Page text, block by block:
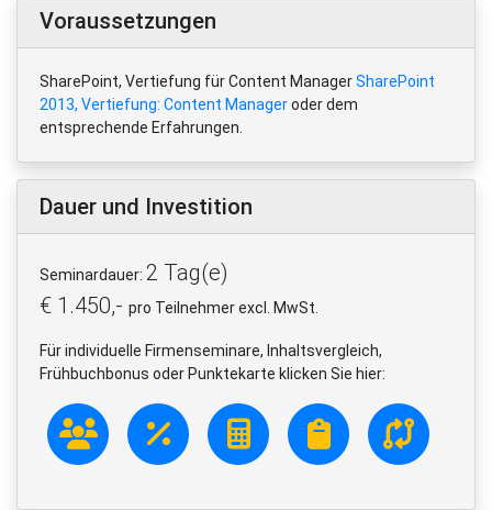
Voraussetzungen
SharePoint, Vertiefung für Content ManagerSharePoint
2013, Vertiefung: Content Manageroder dem
entsprechende Erfahrungen.
Dauer und Investition
Seminardauer: 2 Tag(e)
€ 1.450,- pro Teilnehmer excl. MwSt.
Für individuelle Firmenseminare, Inhaltsvergleich,
Frühbuchbonus oder Punktekarte klicken Sie hier: